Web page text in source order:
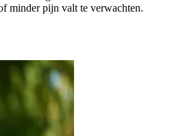
minder pijn valt te verwachten.